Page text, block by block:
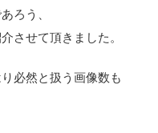
ろう、
させて頂きました。
必然と扱う画像数も